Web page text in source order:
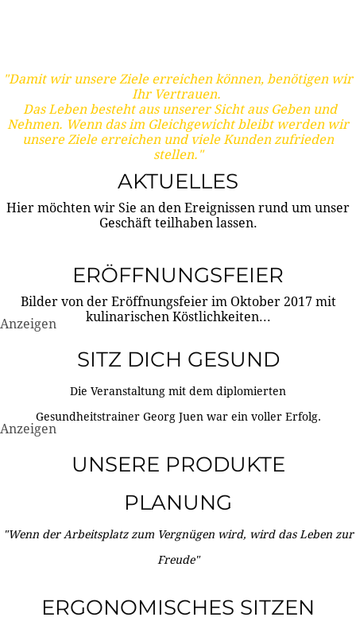
"Damit wir unsere Ziele erreichen können, benötigen wir
Ihr Vertrauen.
Das Leben besteht aus unserer Sicht aus Geben und
Nehmen. Wenn das im Gleichgewicht bleibt werden wir
unsere Ziele erreichen und viele Kunden zufrieden
stellen."
AKTUELLES
Hier möchten wir Sie an den Ereignissen rund um unser
Geschäft teilhaben lassen.
ERÖFFNUNGSFEIER
Bilder von der Eröffnungsfeier im Oktober 2017 mit
kulinarischen Köstlichkeiten...
Anzeigen
SITZ DICH GESUND
Die Veranstaltung mit dem diplomierten
Gesundheitstrainer Georg Juen war ein voller Erfolg.
Anzeigen
UNSERE PRODUKTE
PLANUNG
"Wenn der Arbeitsplatz zum Vergnügen wird, wird das Leben zur
Freude"
ERGONOMISCHES SITZEN